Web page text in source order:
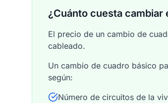
¿Cuánto cuesta
El precio de un cambio de
cableado.
Un cambio de cuadro básico
según:
Número de circuitos de la